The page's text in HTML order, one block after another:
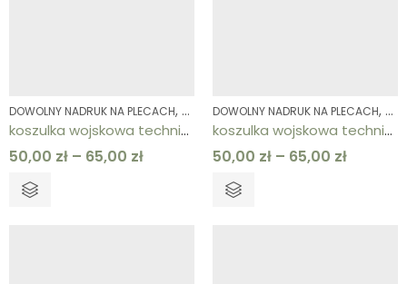
DOWOLNY NADRUK NA PLECACH, DOWOLNY NADRUK NA PRAWEJ PIERSI,
koszulka wojskowa techniczna męska piaskowa side eagle Wojska Obrony Terytorialnej WOT
50,00 zł – 65,00 zł
DOWOLNY NADRUK NA PLECACH,
koszulka wojskowa techniczna męska piaskowa side eagle Wojska Specjalne
50,00 zł – 65,00 zł